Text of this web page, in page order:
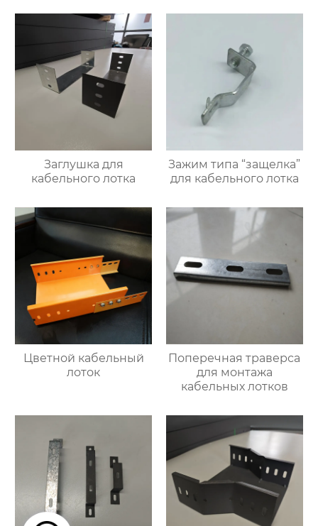
Заглушка для
кабельного лотка
Зажим типа “защелка”
для кабельного лотка
Цветной кабельный
лоток
Поперечная траверса
для монтажа
кабельных лотков